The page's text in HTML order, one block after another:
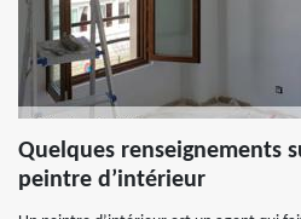
Quelques renseignements
peintre d’intérieur